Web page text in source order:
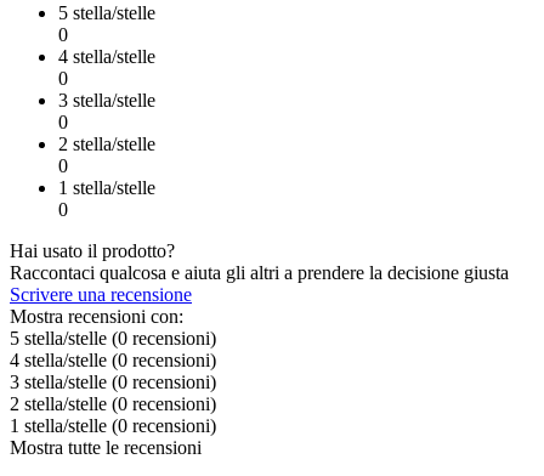
5 stella/stelle
0
4 stella/stelle
0
3 stella/stelle
0
2 stella/stelle
0
1 stella/stelle
0
Hai usato il prodotto?
Raccontaci qualcosa e aiuta gli altri a prendere la decisione giusta
Scrivere una recensione
Mostra recensioni con:
5 stella/stelle (0 recensioni)
4 stella/stelle (0 recensioni)
3 stella/stelle (0 recensioni)
2 stella/stelle (0 recensioni)
1 stella/stelle (0 recensioni)
Mostra tutte le recensioni